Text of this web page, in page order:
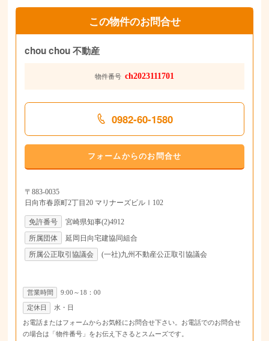
この物件のお問合せ
chou chou 不動産
物件番号 ch2023111701
0982-60-1580
フォームからのお問合せ
〒883-0035
日向市春原町2丁目20 マリナーズビルⅠ102
免許番号
宮崎県知事(2)4912
所属団体
延岡日向宅建協同組合
所属公正取引協議会
(一社)九州不動産公正取引協議会
営業時間 9:00～18：00
定休日 水・日
お電話またはフォームからお気軽にお問合せ下さい。お電話でのお問合せ
の場合は「物件番号」をお伝え下さるとスムーズです。